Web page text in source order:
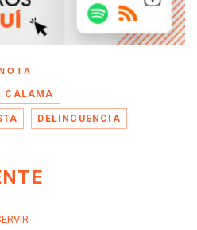
CALAMA
DELINCUENCIA